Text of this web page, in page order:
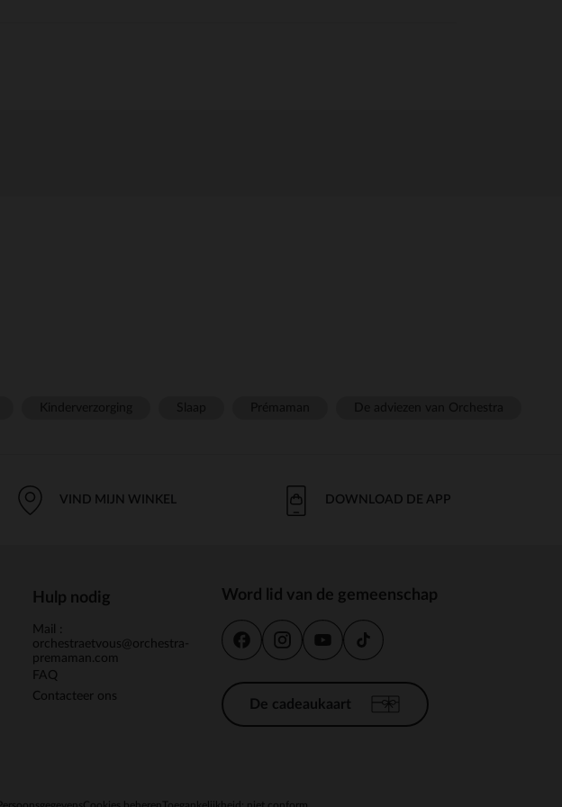
VIND MIJN WINKEL DOWNLOAD DE APP
Hulp nodig
Mail :
orchestraetvous@orchestra-
premaman.com
FAQ
Contacteer ons
Word lid van de gemeenschap
De cadeaukaart